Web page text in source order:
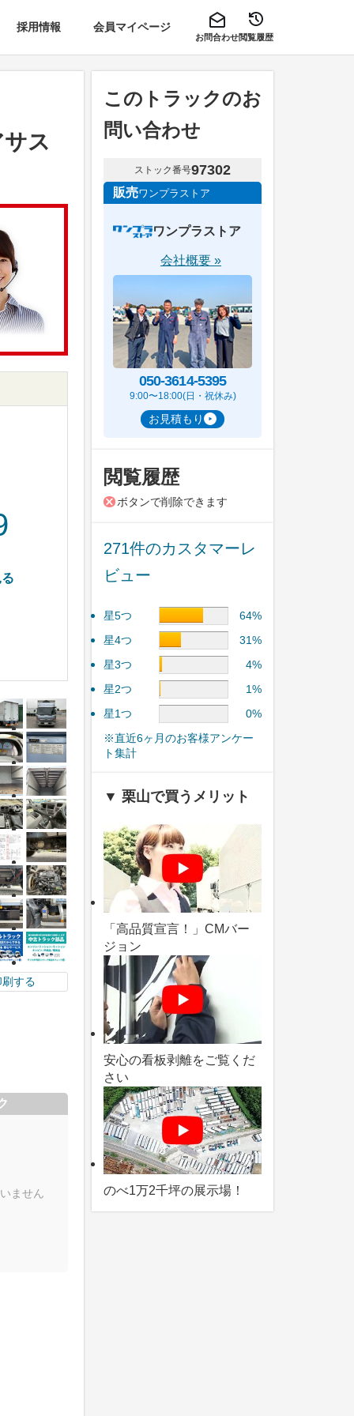
採用情報 会員マイページ
お問合わせ閲覧履歴
ス
刷する
ません
このトラックのお
問い合わせ
ストック番号97302
販売ワンプラストア
ワンプラストア
会社概要 »
050-3614-5395
9:00〜18:00(日・祝休み)
お見積もり
閲覧履歴
ボタンで削除できます
271件のカスタマーレ
ビュー
星5つ
64%
星4つ
31%
星3つ
4%
星2つ
1%
星1つ
0%
※直近6ヶ月のお客様アンケー
ト集計
▼ 栗山で買うメリット
「高品質宣言！」CMバー
ジョン
安心の看板剥離をご覧くだ
さい
のべ1万2千坪の展示場！